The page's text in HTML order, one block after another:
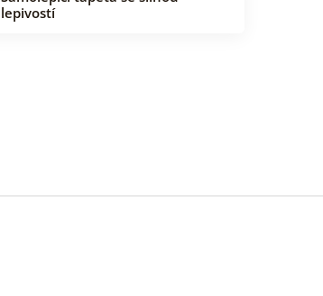
lepivostí